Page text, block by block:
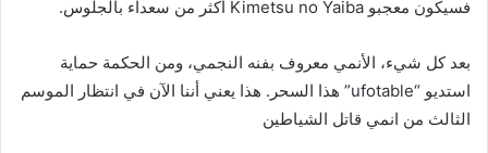
فسيكون معجبو Kimetsu no Yaiba أكثر من سعداء بالجلوس.
بعد كل شيء، الأنمي معروف بفنه النجمي، ومن الحكمة حماية
استديو “ufotable” هذا السحر. هذا يعني أننا الآن في انتظار الموسم
الثالث من انمي قاتل الشياطين